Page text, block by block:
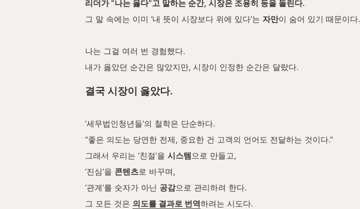
리더가 “나는 옳다”고 말하는 순간, 시장은 조용히 등을 돌린다.
그 말 속에는 이미 ‘내 뜻이 시장보다 위에 있다’는 자만이 숨어 있기 때문이다.
나는 그걸 여러 번 경험했다.
내가 옳았던 순간은 많았지만, 시장이 인정한 순간은 달랐다.
결국 시장이 옳았다.
‘세무법인청년들’의 철학은 단순하다.
“좋은 의도는 당연한 전제, 중요한 건 고객의 언어도 전달하는 것이다.”
그래서 우리는 ‘친절’을 시스템으로 만들고,
‘진심’을 콘텐츠로 바꾸며,
‘관계’를 숫자가 아닌 공감으로 관리하려 한다.
그 모든 것은 의도를 결과로 번역하려는 시도다.